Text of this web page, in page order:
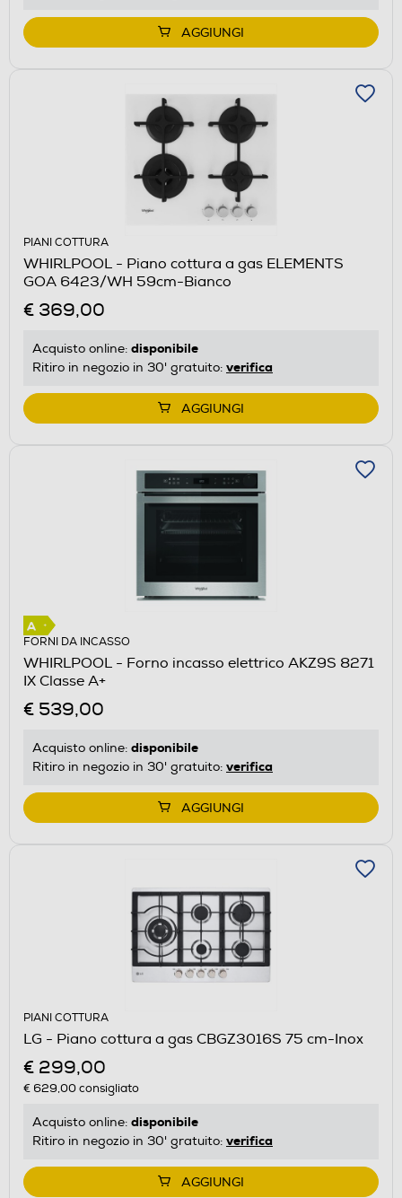
AGGIUNGI
PIANI COTTURA
WHIRLPOOL - Piano cottura a gas ELEMENTS
GOA 6423/WH 59cm-Bianco
€ 369,00
Acquisto online: disponibile
Ritiro in negozio in 30' gratuito: verifica
AGGIUNGI
FORNI DA INCASSO
WHIRLPOOL - Forno incasso elettrico AKZ9S 8271
IX Classe A+
€ 539,00
Acquisto online: disponibile
Ritiro in negozio in 30' gratuito: verifica
AGGIUNGI
PIANI COTTURA
LG - Piano cottura a gas CBGZ3016S 75 cm-Inox
€ 299,00
€ 629,00consigliato
Acquisto online: disponibile
Ritiro in negozio in 30' gratuito: verifica
AGGIUNGI